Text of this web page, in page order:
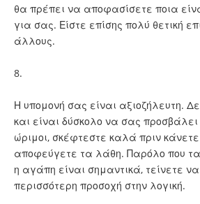
θα πρέπει να αποφασίσετε ποια
για σας. Είστε επίσης πολύ θετική
άλλους.
8.
Η υπομονή σας είναι αξιοζήλευτη.
και είναι δύσκολο να σας προσβάλει
ώριμοι, σκέφτεστε καλά πριν κάνετε
αποφεύγετε τα λάθη. Παρόλο που
η αγάπη είναι σημαντικά, τείνετε να
περισσότερη προσοχή στην λογική.